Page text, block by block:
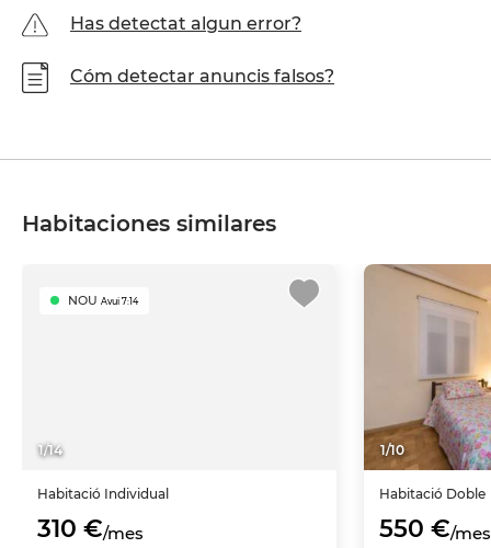
Has detectat algun error?
Cóm detectar anuncis falsos?
Habitaciones similares
1/14
NOU Avui 7:14
Habitació Individual
310 €/mes
1/10
Habitació Doble
550 €/mes